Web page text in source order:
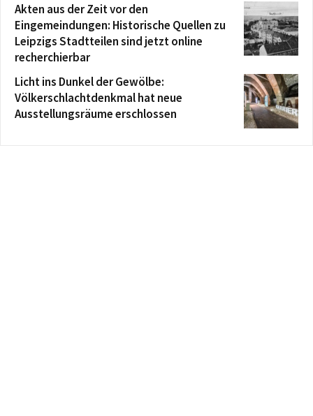
Akten aus der Zeit vor den
Eingemeindungen: Historische Quellen zu
Leipzigs Stadtteilen sind jetzt online
recherchierbar
Licht ins Dunkel der Gewölbe:
Völkerschlachtdenkmal hat neue
Ausstellungsräume erschlossen